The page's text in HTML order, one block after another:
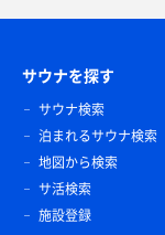
サウナを探す
サウナ検索
泊まれるサウナ検索
地図から検索
サ活検索
施設登録